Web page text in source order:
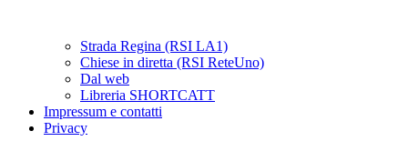
Strada Regina (RSI LA1)
Chiese in diretta (RSI ReteUno)
Dal web
Libreria SHORTCATT
Impressum e contatti
Privacy